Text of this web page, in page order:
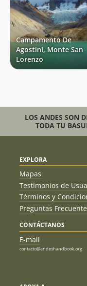
Campamento De
Agostini, Monte San
Lorenzo
LOS ANDES SON
TODA TU
EXPLORA
Mapas
Testimonios de
Términos y
Preguntas
CONTÁCTANOS
E-mail
contacto@andeshandbook.org